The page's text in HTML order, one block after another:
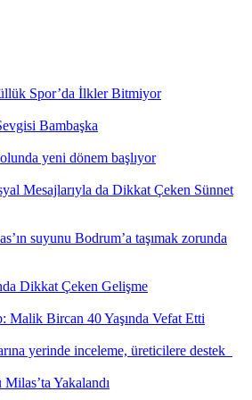
Spor’da İlkler Bitmiyor
Bambaşka
yeni dönem başlıyor
Mesajlarıyla da Dikkat Çeken Sünnet
suyunu Bodrum’a taşımak zorunda
Dikkat Çeken Gelişme
Malik Bircan 40 Yaşında Vefat Etti
yerinde inceleme, üreticilere destek
Yakalandı